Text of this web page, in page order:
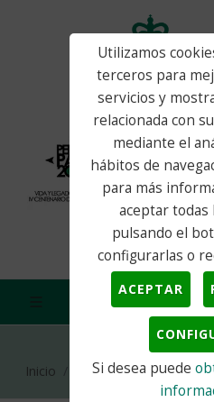
Utilizamos
terceros para
servicios y
relacionada con
mediante el
hábitos de
para más
aceptar todas
pulsando el
configurarlas o
ACEPTAR
Si desea puede
Inicio Actualidad Noticias